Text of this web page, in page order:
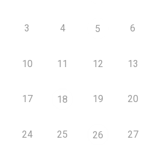
3 4 5 6
10 11 12 13
17 18 19 20
24 25 26 27